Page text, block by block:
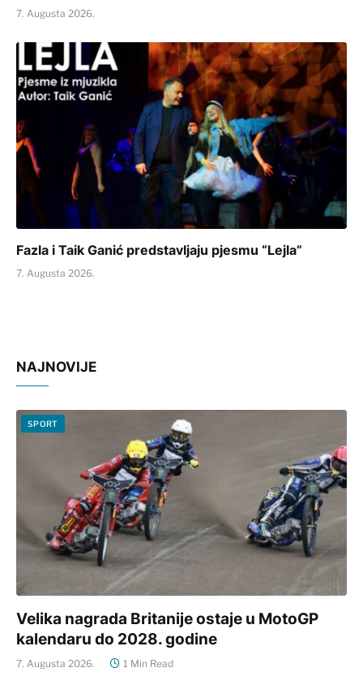
7. Augusta 2026.
Fazla i Taik Ganić predstavljaju pjesmu “Lejla”
7. Augusta 2026.
NAJNOVIJE
SPORT
Velika nagrada Britanije ostaje u MotoGP
kalendaru do 2028. godine
7. Augusta 2026. 1 Min Read